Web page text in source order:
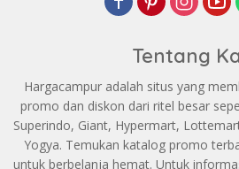
Tentang
Hargacampur adalah situs yang
promo dan diskon dari ritel besar
Superindo, Giant, Hypermart,
Yogya. Temukan katalog promo
untuk berbelanja hemat. Untuk